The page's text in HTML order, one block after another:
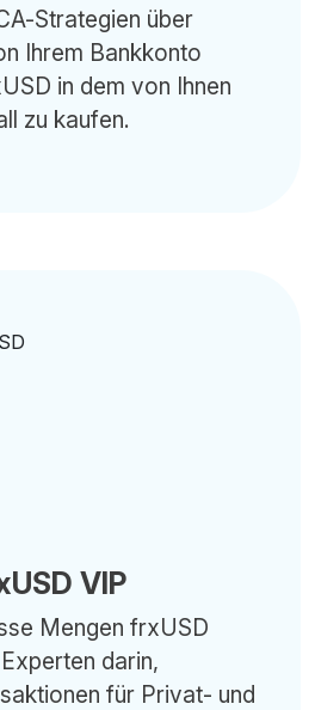
Strategien über
Ihrem Bankkonto
in dem von Ihnen
zu kaufen.
VIP
Mengen frxUSD
darin,
für Privat- und